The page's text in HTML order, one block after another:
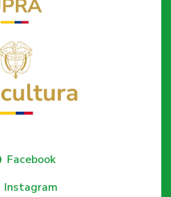
Facebook
Instagram